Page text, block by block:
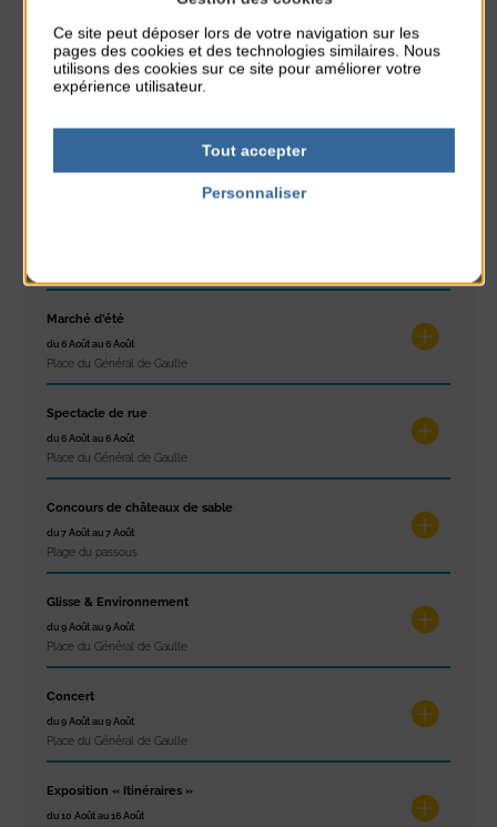
Réveil musculaire
du 3 Août au 7 Août
Plage du passous
Stretching
Plage du passous
Marché d’été
du 6 Août au 6 Août
Place du Général de Gaulle
Spectacle de rue
du 6 Août au 6 Août
Place du Général de Gaulle
Concours de châteaux de sable
du 7 Août au 7 Août
Plage du passous
Glisse & Environnement
du 9 Août au 9 Août
Place du Général de Gaulle
Concert
du 9 Août au 9 Août
Place du Général de Gaulle
Exposition « Itinéraires »
du 10 Août au 16 Août
Ce site peut déposer lors de votre navigation sur les
pages des cookies et des technologies similaires. Nous
utilisons des cookies sur ce site pour améliorer votre
expérience utilisateur.
Tout accepter
Personnaliser